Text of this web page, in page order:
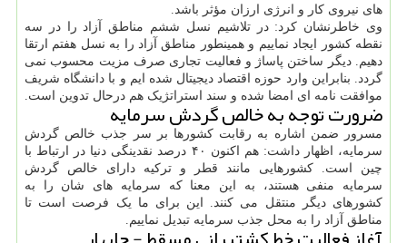
های نیروی کار و انرژی ارزان مؤثر باشد.
وی خاطرنشان کرد: در تلاشیم نسل ششم مناطق آزاد را در سه
نقطه کشور ایجاد نماییم و همینطور مناطق آزاد را به نسل هفتم ارتقا
دهیم. دیگر ساختن پاساژ و فعالیت تجاری صرف مزیت محسوب نمی
گردد. بنابراین وارد حوزه اقتصاد دیجیتال شده ایم و با دانشگاه شریف
موافقت نامه ای امضا شده و سند استراتژیک هم درحال تدوین است.
ضرورت توجه به خالص گردش سرمایه
مسرور ضمن اشاره به رقابت کشورها بر سر جذب خالص گردش
سرمایه، اظهار داشت: هم اکنون ۴۰ درصد نقدینگی دنیا در ارتباط با
چین است. کشورهایی مانند قطر و ترکیه دارای خالص گردش
سرمایه منفی هستند، به این معنا که سرمایه های شان را به
کشورهای دیگر منتقل می کنند. این برای ما یک فرصت است تا
مناطق آزاد را به محل جذب سرمایه تبدیل نماییم.